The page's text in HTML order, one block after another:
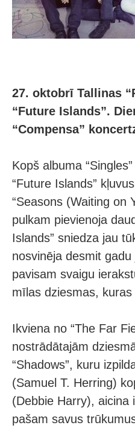
27. oktobrī Tallinas
“Future Islands”.
“Compensa”
Kopš albuma
“Future Islands”
“Seasons (Waiting on
pulkam pievienoja
Islands” sniedza jau
nosvinēja desmit
pavisam svaigu
mīlas dziesmas,
Ikviena no “The Far
nostrādātajām
“Shadows”, kuru
(Samuel T. Herring)
(Debbie Harry), aicina
pašam savus